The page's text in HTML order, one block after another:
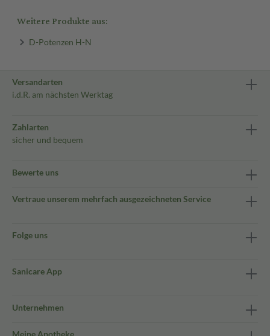
Weitere Produkte aus:
D-Potenzen H-N
Versandarten
i.d.R. am nächsten Werktag
Zahlarten
sicher und bequem
Bewerte uns
Vertraue unserem mehrfach ausgezeichneten Service
Folge uns
Sanicare App
Unternehmen
Meine Apotheke